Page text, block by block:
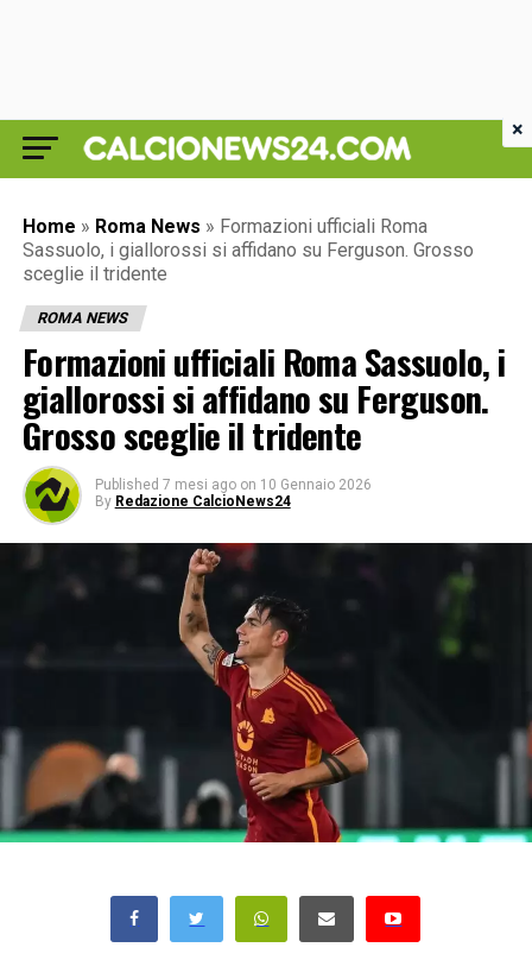
Home » Roma News » Formazioni ufficiali Roma
Sassuolo, i giallorossi si affidano su Ferguson. Grosso
sceglie il tridente
ROMA NEWS
Formazioni ufficiali Roma Sassuolo, i
giallorossi si affidano su Ferguson.
Grosso sceglie il tridente
Published 7 mesi ago on 10 Gennaio 2026
By Redazione CalcioNews24
×